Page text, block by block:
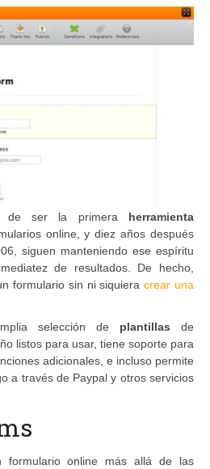
de ser la primera herramienta
online, y diez años después
siguen manteniendo ese espíritu
de resultados. De hecho,
formulario sin ni siquieracrear una
selección de plantillas de
listos para usar, tiene soporte para
adicionales, e incluso permite
a través de Paypal y otros servicios
formulario online más allá de las